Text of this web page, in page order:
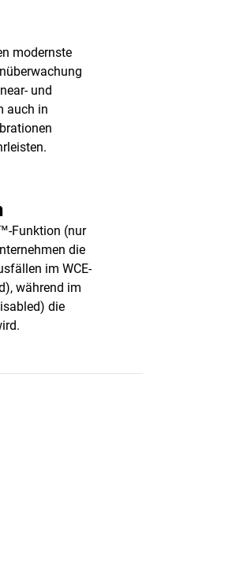
modernste
und
auch in
Funktion (nur
die
im WCE-
während im
die